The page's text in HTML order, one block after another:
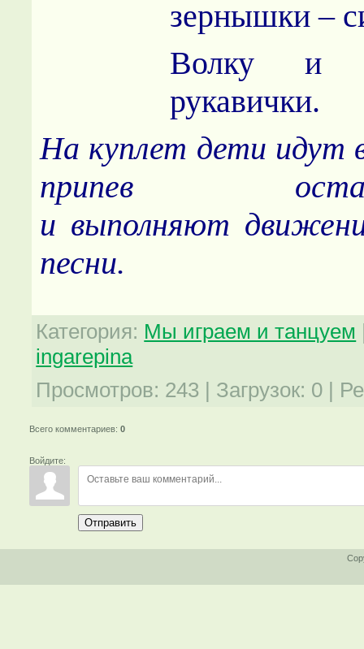
зернышки –
Волку и
рукавички.
На куплет дети идут
припев
и выполняют
песни.
Категория: Мы играем и танцуем
ingarepina
Просмотров: 243 | Загрузок: 0 |
Всего комментариев:0
Войдите:
Отправить